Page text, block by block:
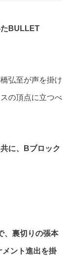
たBULLET
弘至が声を掛け
の頂点に立つべ
に、Bブロック
、裏切りの張本
メント進出を掛